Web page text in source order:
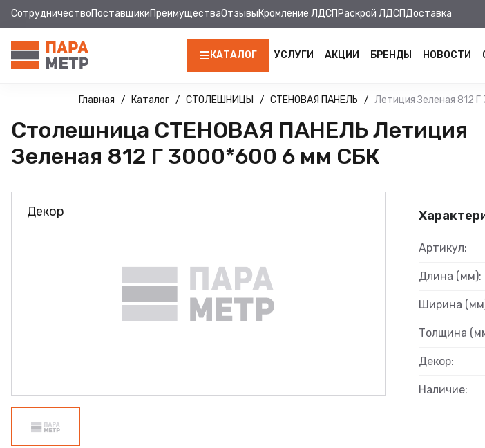
СотрудничествоПоставщикиПреимуществаОтзывыКромление ЛДСП Раскрой ЛДСПДоставка
КАТАЛОГ
ЛДСП
КРОМКА
МДФ
МДФ ПАНЕЛИ
ФУРНИТУРА
ПРОФИЛЬ АЛЮМИНИЕВЫЙ
УСЛУГИ АКЦИИ БРЕНДЫ НОВОСТИ
Главная Каталог СТОЛЕШНИЦЫ СТЕНОВАЯ ПАНЕЛЬ Летиция Зеленая 812
Столешница СТЕНОВАЯ ПАНЕЛЬ Летиция
Зеленая 812 Г 3000*600 6 мм СБК
Декор
Артикул:
Длина (мм):
Ширина
Толщина
Декор:
Наличие: